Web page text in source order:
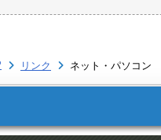
リンク ネット・パソコン